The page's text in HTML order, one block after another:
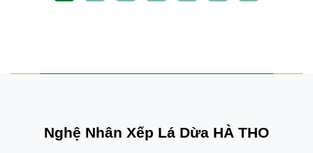
Nghệ Nhân Xếp Lá Dừa HÀ THO